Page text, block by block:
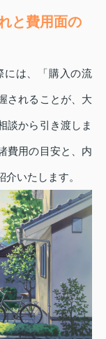
と費用面の
には、「購入の流
されることが、大
談から引き渡しま
費用の目安と、内
いたします。